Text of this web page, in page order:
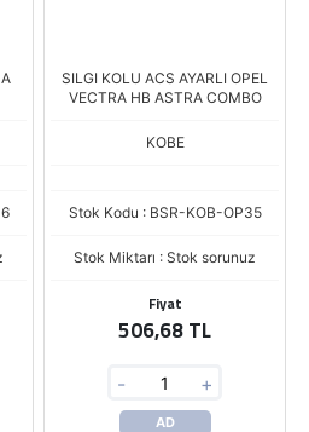
SILGI KOLU ACS AYARLI OPEL
VECTRA HB ASTRA COMBO
KOBE
Stok Kodu : BSR-KOB-OP35
Stok Miktarı : Stok sorunuz
Fiyat
506,68 TL
- +
AD